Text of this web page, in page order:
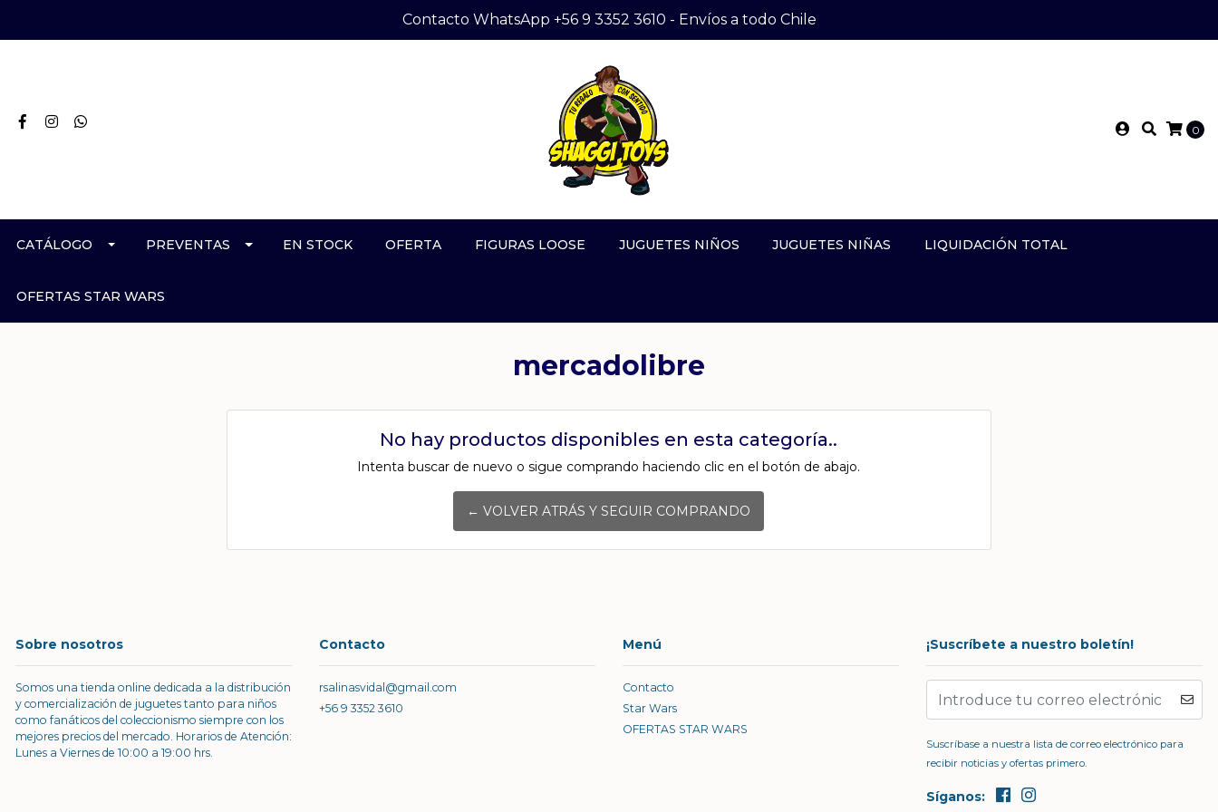
Contacto WhatsApp +56 9 3352 3610 - Envíos a todo Chile
0
CATÁLOGO PREVENTAS EN STOCK OFERTA FIGURAS LOOSE JUGUETES NIÑOS JUGUETES NIÑAS LIQUIDACIÓN TOTAL
OFERTAS STAR WARS
mercadolibre
No hay productos disponibles en esta categoría..
Intenta buscar de nuevo o sigue comprando haciendo clic en el botón de abajo.
← VOLVER ATRÁS Y SEGUIR COMPRANDO
Sobre nosotros
Somos una tienda online dedicada a la distribución
y comercialización de juguetes tanto para niños
como fanáticos del coleccionismo siempre con los
mejores precios del mercado. Horarios de Atención:
Lunes a Viernes de 10:00 a 19:00 hrs.
Contacto
rsalinasvidal@gmail.com
+56 9 3352 3610
Menú
Contacto
Star Wars
OFERTAS STAR WARS
¡Suscríbete a nuestro boletín!
Suscríbase a nuestra lista de correo electrónico para
recibir noticias y ofertas primero.
Síganos: